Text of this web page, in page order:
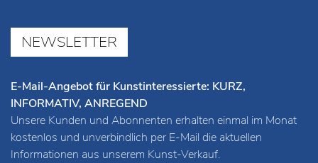
NEWSLETTER
E-Mail-Angebot für Kunstinteressierte: KURZ,
INFORMATIV, ANREGEND
Unsere Kunden und Abonnenten erhalten einmal im Monat
kostenlos und unverbindlich per E-Mail die aktuellen
Informationen aus unserem Kunst-Verkauf.